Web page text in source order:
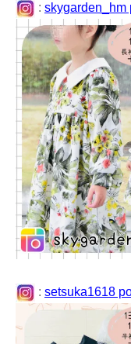
: skygarden_hm
: setsuka1618